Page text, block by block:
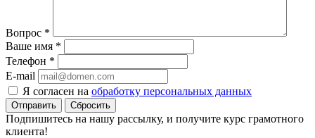
Вопрос *
Ваше имя *
Телефон *
E-mail
Я согласен на обработку персональных данных
Сбросить
Подпишитесь на нашу рассылку, и получите курс грамотного
клиента!